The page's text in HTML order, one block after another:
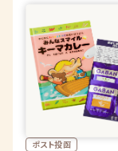
ポスト投函